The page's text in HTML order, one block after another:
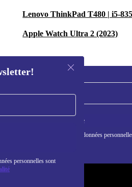
Lenovo ThinkPad T480 | i5-
Apple Watch Ultra 2 (2023)
personnelles sont
S'inscrire
informations sur l'utilisation des données